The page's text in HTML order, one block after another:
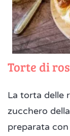
Torte di
La torta delle
zucchero
preparata